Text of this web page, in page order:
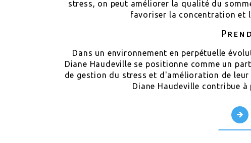
stress, on peut améliorer la qualité du
favoriser la concentration et
Dans un environnement en perpétuelle
Diane Haudeville se positionne comme un
de gestion du stress et d'amélioration de
Diane Haudeville contribue